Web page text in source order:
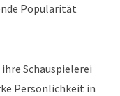
Popularität
Schauspielerei
Persönlichkeit in